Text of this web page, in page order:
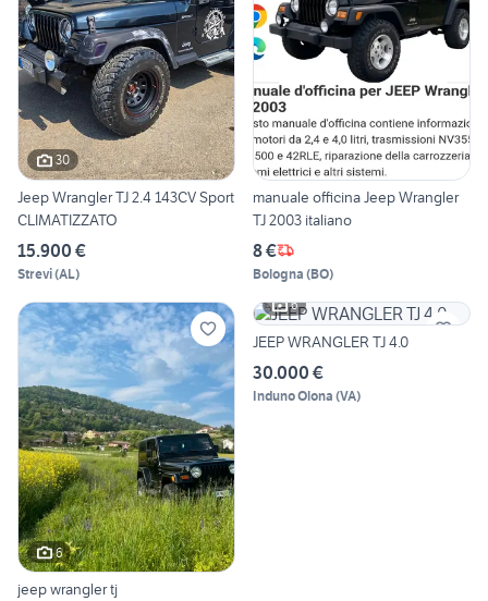
30
Jeep Wrangler TJ 2.4 143CV Sport
CLIMATIZZATO
15.900 €
Strevi(AL)
manuale officina Jeep Wrangler
TJ 2003 italiano
8 €
Bologna (BO)
6
jeep wrangler tj
6
JEEP WRANGLER TJ 4.0
30.000 €
Induno Olona (VA)